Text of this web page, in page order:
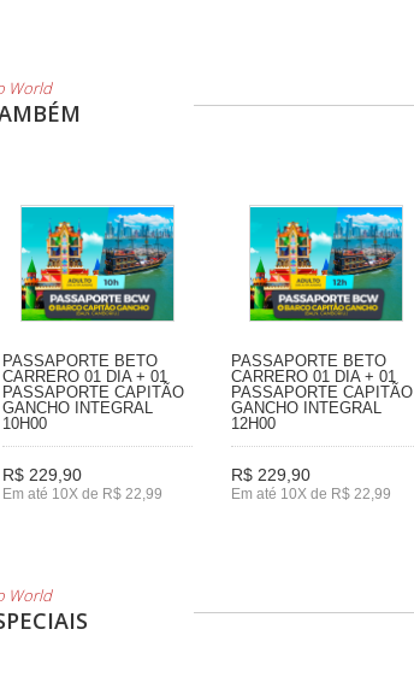
World
PASSAPORTE BETO
CARRERO 01 DIA + 01
PASSAPORTE CAPITÃO
GANCHO INTEGRAL
10H00
R$ 229,90
Em até 10X de R$ 22,99
PASSAPORTE BETO
CARRERO 01 DIA + 01
PASSAPORTE CAPITÃO
GANCHO INTEGRAL
12H00
R$ 229,90
Em até 10X de R$ 22,99
World